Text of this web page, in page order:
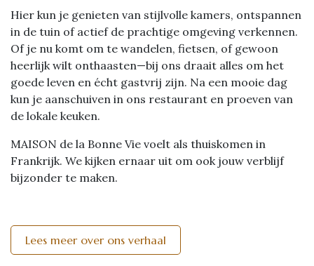
Hier kun je genieten van stijlvolle kamers, ontspannen
in de tuin of actief de prachtige omgeving verkennen.
Of je nu komt om te wandelen, fietsen, of gewoon
heerlijk wilt onthaasten—bij ons draait alles om het
goede leven en écht gastvrij zijn. Na een mooie dag
kun je aanschuiven in ons restaurant en proeven van
de lokale keuken.
MAISON de la Bonne Vie voelt als thuiskomen in
Frankrijk. We kijken ernaar uit om ook jouw verblijf
bijzonder te maken.
Lees meer over ons verhaal